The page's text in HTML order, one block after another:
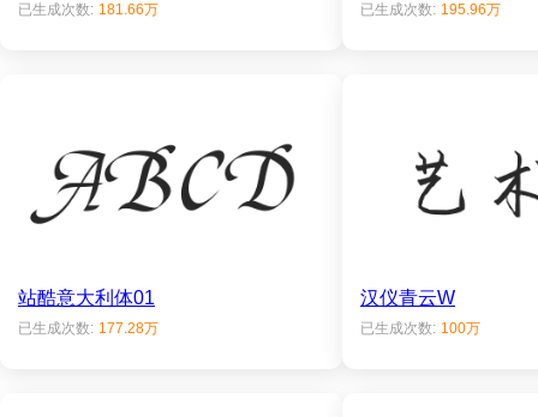
已生成次数: 181.66万 已生成次数: 195.96万
站酷意大利体01
已生成次数: 177.28万
汉仪青云W
已生成次数: 100万